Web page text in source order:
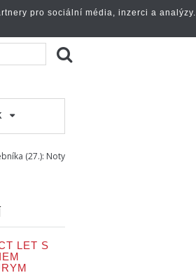
(27.): Noty
LET S
pro sociální média, inzerci a analýzy.